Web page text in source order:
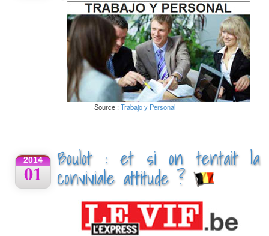
Source :Trabajo y Personal
2014
01
Boulot : et si on tentait la
conviviale attitude ?